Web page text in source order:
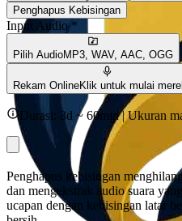
Penghapus Kebisingan
Input Audio *
Pilih AudioMP3, WAV, AAC, OGG
Rekam OnlineKlik untuk mulai
Durasi: 3d ~ 60min | Ukuran
Penghapus kebisingan
dan mengekstrak audio suara
ucapan dengan kebisingan latar